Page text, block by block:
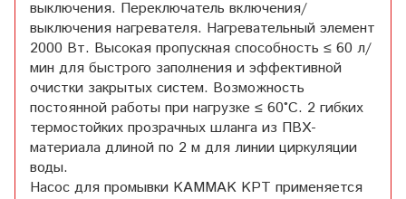
выключения. Переключатель включения/
выключения нагревателя. Нагревательный элемент
2000 Вт. Высокая пропускная способность ≤ 60 л/
мин для быстрого заполнения и эффективной
очистки закрытых систем. Возможность
постоянной работы при нагрузке ≤ 60°C. 2 гибких
термостойких прозрачных шланга из ПВХ-
материала длиной по 2 м для линии циркуляции
воды.
Насос для промывки KAMMAK KPT применяется